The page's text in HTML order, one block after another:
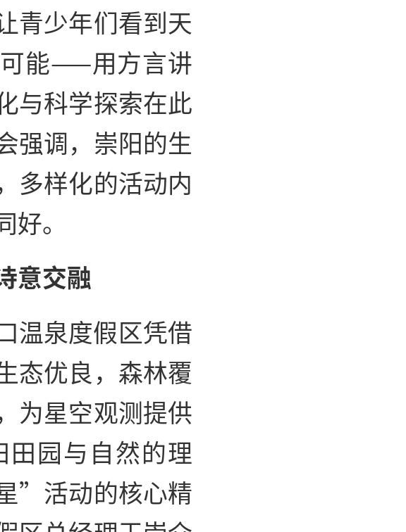
青少年们看到天
能——用方言讲
与科学探索在此
强调，崇阳的生
多样化的活动内
。
意交融
温泉度假区凭借
态优良，森林覆
为星空观测提供
园与自然的理
”活动的核心精